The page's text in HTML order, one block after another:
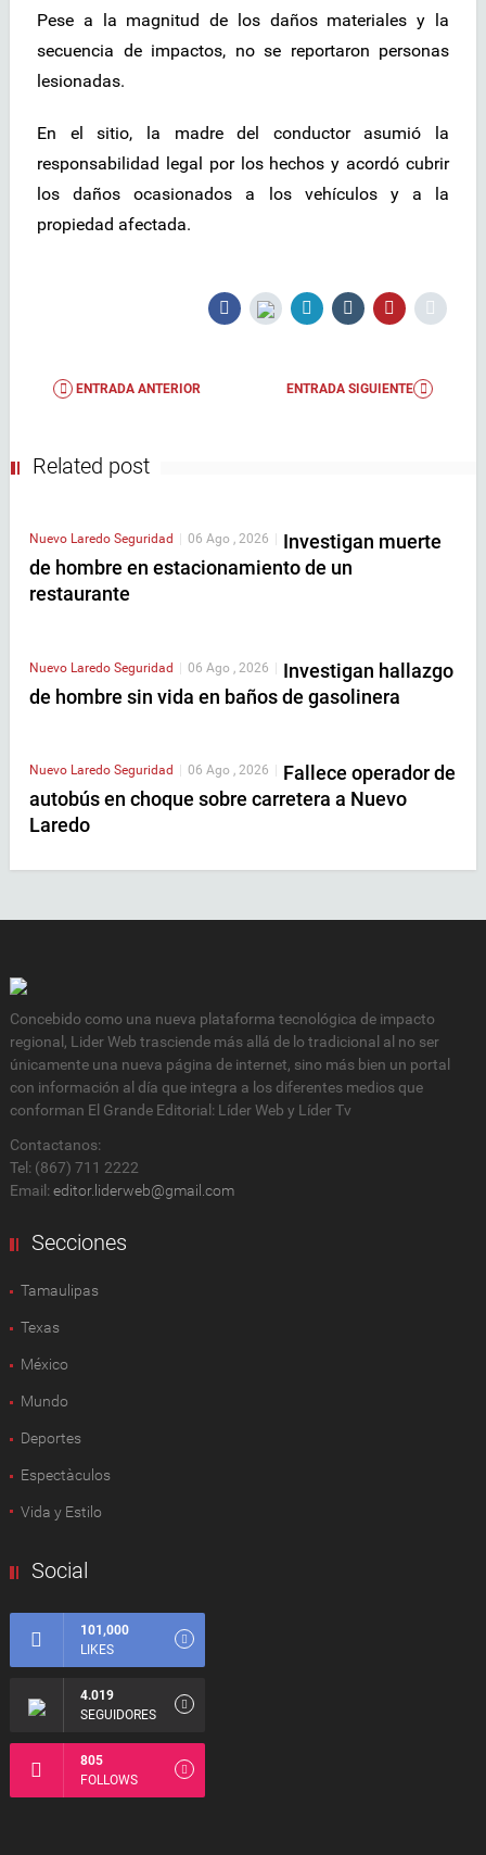
Pese a la magnitud de los daños materiales y la
secuencia de impactos, no se reportaron personas
lesionadas.
En el sitio, la madre del conductor asumió la
responsabilidad legal por los hechos y acordó cubrir
los daños ocasionados a los vehículos y a la
propiedad afectada.
ENTRADA ANTERIOR ENTRADA SIGUIENTE
Related post
Nuevo Laredo Seguridad 06 Ago , 2026
Investigan muerte
de hombre en estacionamiento de un
restaurante
Nuevo Laredo Seguridad | 06 Ago , 2026 | Investigan hallazgo
de hombre sin vida en baños de gasolinera
Nuevo Laredo Seguridad 06 Ago , 2026
Fallece operador de
autobús en choque sobre carretera a Nuevo
Laredo
Concebido como una nueva plataforma tecnológica de impacto
regional, Lider Web trasciende más allá de lo tradicional al no ser
únicamente una nueva página de internet, sino más bien un portal
con información al día que integra a los diferentes medios que
conforman El Grande Editorial: Líder Web y Líder Tv
Contactanos:
Tel: (867) 711 2222
Email: editor.liderweb@gmail.com
Secciones
Tamaulipas
Texas
México
Mundo
Deportes
Espectàculos
Vida y Estilo
Social
101,000
LIKES
4.019
SEGUIDORES
805
FOLLOWS